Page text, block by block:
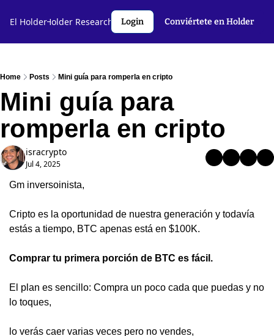
El Holder
Holder🤝 Holder Research💻️ Criptoslang🗣️ Autores
Login Conviértete en Holder
Home Posts Mini guía para romperla en cripto
Mini guía para
romperla en cripto
isracrypto
Jul 4, 2025
Gm inversoinista,
Cripto es la oportunidad de nuestra generación y todavía
estás a tiempo, BTC apenas está en $100K.
Comprar tu primera porción de BTC es fácil.
El plan es sencillo: Compra un poco cada que puedas y no
lo toques,
lo verás caer varias veces pero no vendes,